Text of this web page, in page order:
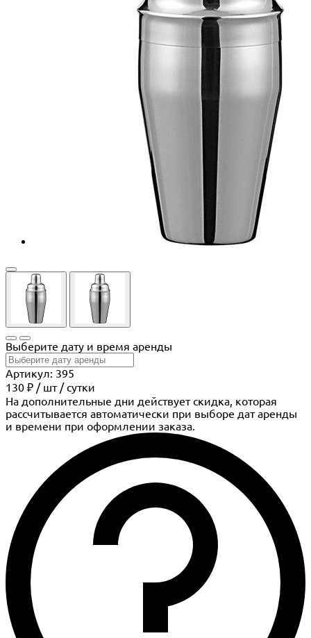
Выберите дату и время аренды
Артикул: 395
130 ₽ / шт / сутки
На дополнительные дни действует скидка, которая
рассчитывается автоматически при выборе дат аренды
и времени при оформлении заказа.